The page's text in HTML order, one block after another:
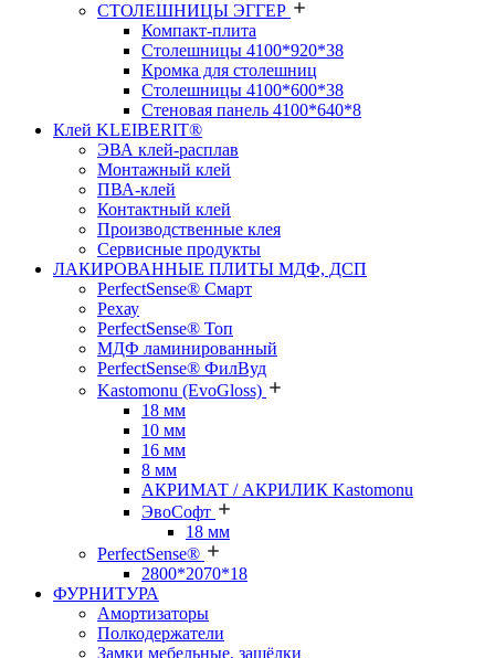
СТОЛЕШНИЦЫ ЭГГЕР
Компакт-плита
Столешницы 4100*920*38
Кромка для столешниц
Столешницы 4100*600*38
Стеновая панель 4100*640*8
Клей KLEIBERIT®
ЭВА клей-расплав
Монтажный клей
ПВА-клей
Контактный клей
Производственные клея
Сервисные продукты
ЛАКИРОВАННЫЕ ПЛИТЫ МДФ, ДСП
PerfectSense® Смарт
Рехау
PerfectSense® Топ
МДФ ламинированный
PerfectSense® ФилВуд
Kastomonu (EvoGloss)
18 мм
10 мм
16 мм
8 мм
АКРИМАТ / АКРИЛИК Kastomonu
ЭвоСофт
18 мм
PerfectSense®
2800*2070*18
ФУРНИТУРА
Амортизаторы
Полкодержатели
Замки мебельные, защёлки